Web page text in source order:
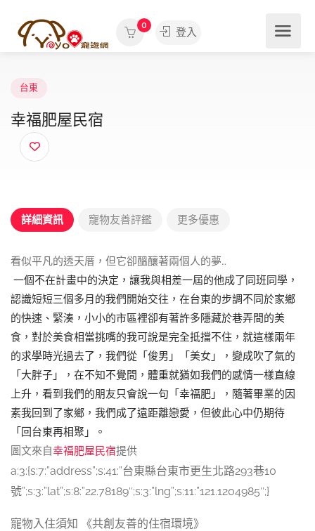
0
登入
台東
幸福肥屋民宿
詳細資訊 寵物友善評鑑 更多優惠
看似平凡的透天厝，但它卻醞釀著兩個人的夢…
一個不在計畫中的決定，讓我與相差一屆的他成了同班同學，
認識短短三個多月的我們開始交往，在台東的步調不同於家鄉
的快速、緊湊，小小的市區裡卻有著許多隱藏於巷弄間的美
食，對於美食相當挑嘴的我可說是完全抵擋不住，就這樣兩年
的求學時光過去了，我們從「俊男」「美女」，變成吹了氣的
「大胖子」，在不知不覺間，體重就猶如我們的感情一樣直線
上升，看到我們的朋友只會說一句「幸福肥」，隨著畢業的因
素我回到了家鄉，我們成了遠距離戀愛，但彼此心中仍期待
「回台東再相聚」。
圖文來自幸福肥屋民宿提供
a:3:{s:7:”address”;s:41:”台東縣台東市更生北路293巷10
號”;s:3:”lat”;s:8:”22.78189″;s:3:”lng”;s:11:”121.1204985″;}
寵物入住須知 《共創友善的住宿環境》